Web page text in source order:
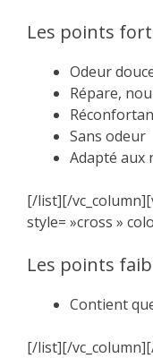
Les points
Odeur
Répare,
Sans odeur
Adapté aux
[/list][/
style= »cross »
Les points
Contient
[/list][/